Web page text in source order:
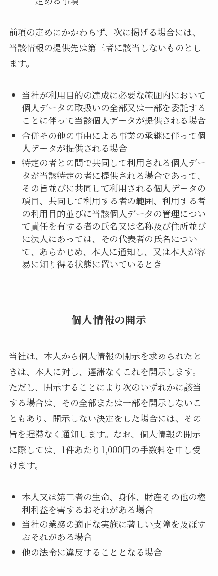
前項の定めにかかわらず、次に掲げる場合には、
当該情報の提供先は第三者に該当しないものとし
ます。
当社が利用目的の達成に必要な範囲内において
個人データの取扱いの全部又は一部を委託する
ことに伴って当該個人データが提供される場合
合併その他の事由による事業の承継に伴って個
人データが提供される場合
特定の者との間で共同して利用される個人デー
タが当該特定の者に提供される場合であって、
その旨並びに共同して利用される個人データの
項目、共同して利用する者の範囲、利用する者
の利用目的並びに当該個人データの管理につい
て責任を有する者の氏名又は名称及び住所並び
に法人にあっては、その代表者の氏名につい
て、あらかじめ、本人に通知し、又は本人が容
易に知り得る状態に置いているとき
個人情報の開示
当社は、本人から個人情報の開示を求められたと
きは、本人に対し、遅滞なくこれを開示します。
ただし、開示することにより次のいずれかに該当
する場合は、その全部または一部を開示しないこ
ともあり、開示しない決定をした場合には、その
旨を遅滞なく通知します。なお、個人情報の開示
に際しては、1件あたり1,000円の手数料を申し受
けます。
本人又は第三者の生命、身体、財産その他の権
利利益を害するおそれがある場合
当社の業務の適正な実施に著しい支障を及ぼす
おそれがある場合
他の法令に違反することとなる場合